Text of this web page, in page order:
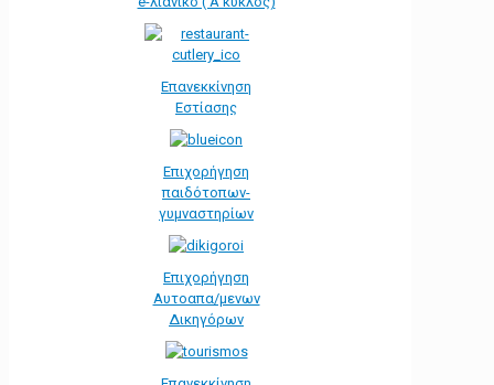
Επανεκκίνηση
Εστίασης
Επιχορήγηση
παιδότοπων-
γυμναστηρίων
Επιχορήγηση
Αυτοαπα/μενων
Δικηγόρων